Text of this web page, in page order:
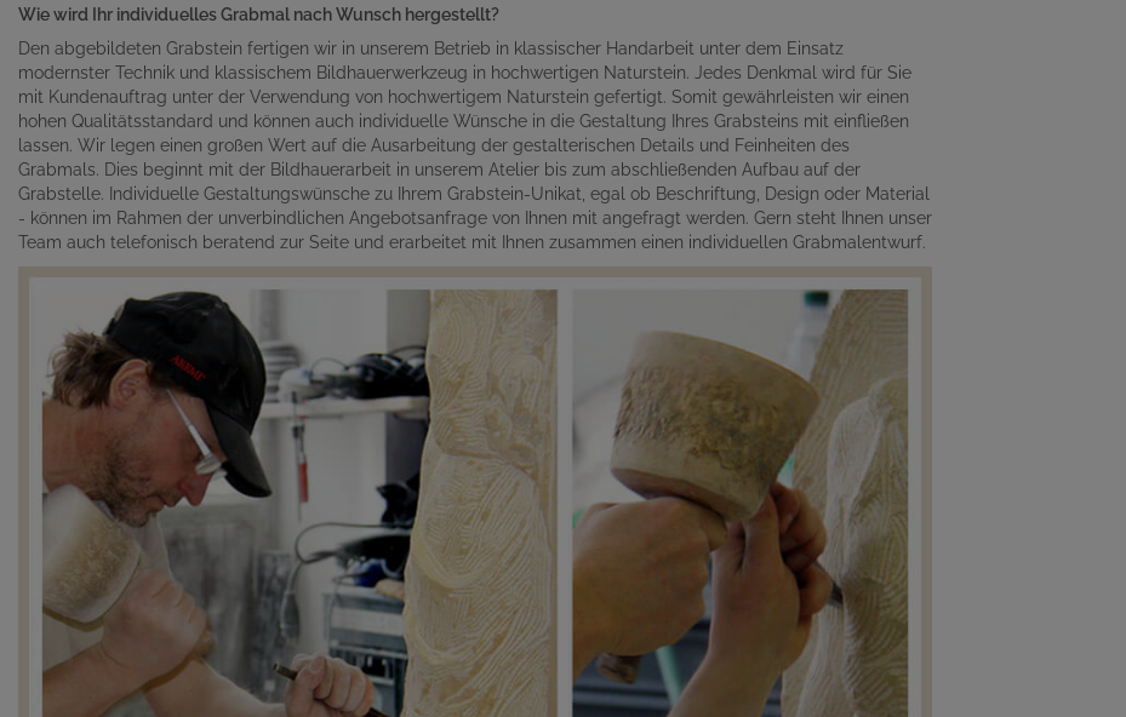
Wie wird Ihr individuelles Grabmal nach Wunsch hergestellt?
Den abgebildeten Grabstein fertigen wir in unserem Betrieb in klassischer Handarbeit unter dem Einsatz
modernster Technik und klassischem Bildhauerwerkzeug in hochwertigen Naturstein. Jedes Denkmal wird für Sie
mit Kundenauftrag unter der Verwendung von hochwertigem Naturstein gefertigt. Somit gewährleisten wir einen
hohen Qualitätsstandard und können auch individuelle Wünsche in die Gestaltung Ihres Grabsteins mit einfließen
lassen. Wir legen einen großen Wert auf die Ausarbeitung der gestalterischen Details und Feinheiten des
Grabmals. Dies beginnt mit der Bildhauerarbeit in unserem Atelier bis zum abschließenden Aufbau auf der
Grabstelle. Individuelle Gestaltungswünsche zu Ihrem Grabstein-Unikat, egal ob Beschriftung, Design oder Material
- können im Rahmen der unverbindlichen Angebotsanfrage von Ihnen mit angefragt werden. Gern steht Ihnen unser
Team auch telefonisch beratend zur Seite und erarbeitet mit Ihnen zusammen einen individuellen Grabmalentwurf.